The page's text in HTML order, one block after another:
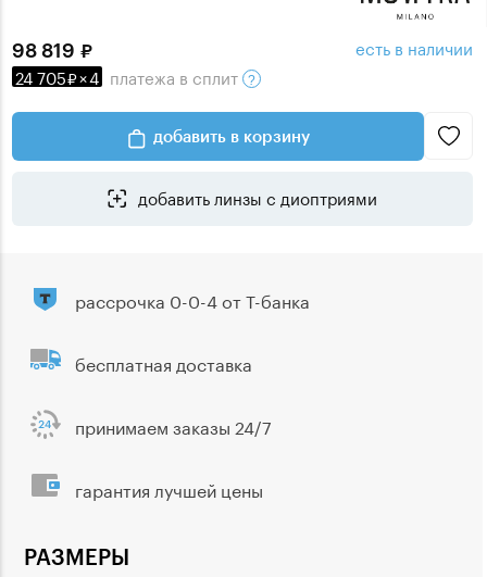
98 819
24 705 ×4 платежа в сплит
есть в наличии
добавить в корзину
добавить линзы с диоптриями
РАЗМЕРЫ
рассрочка 0-0-4 от Т-банка
бесплатная доставка
принимаем заказы 24/7
гарантия лучшей цены